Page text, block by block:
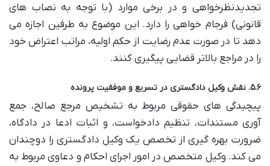
تجدیدنظرخواهی و در برخی موارد (با توجه به نصاب های
قانونی) فرجام خواهی را دارد. این موضوع به طرفین اجازه می
دهد تا در صورت عدم رضایت از حکم اولیه، مراتب اعتراض خود
را در مراجع بالاتر قضایی پیگیری کنند.
۵.۶. نقش وکیل دادگستری در تسریع و موفقیت پرونده
پیچیدگی های حقوقی مربوط به تشخیص مرجع صالح، جمع
آوری مستندات، تنظیم دادخواست، و اثبات ادعا در دادگاه،
ضرورت بهره گیری از تخصص یک وکیل دادگستری را دوچندان
می کند. وکیل متخصص در امور اجرای احکام و دعاوی مربوط به